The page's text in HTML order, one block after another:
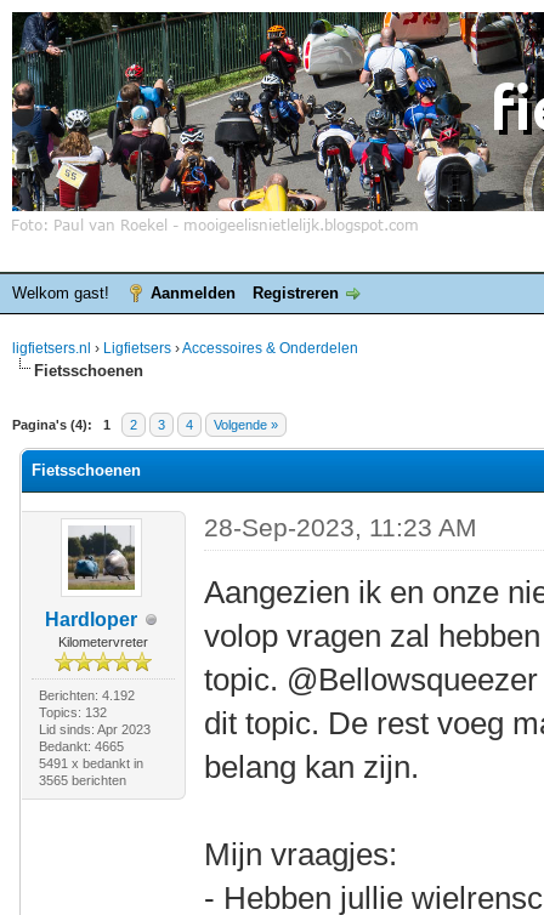
Welkom gast! Aanmelden Registreren
ligfietsers.nl › Ligfietsers ›Accessoires & Onderdelen
Fietsschoenen
Pagina's (4): 1 2 3 4 Volgende »
waardering is 0
Fietsschoenen
Hardloper
Kilometervreter
Berichten: 4.192
Topics: 132
Lid sinds: Apr 2023
Bedankt: 4665
5491 x bedankt in
3565 berichten
28-Sep-2023, 11:23 AM
Aangezien ik en onze
volop vragen zal
topic.
dit topic. De rest voeg
belang kan zijn.
Mijn vraagjes:
- Hebben jullie